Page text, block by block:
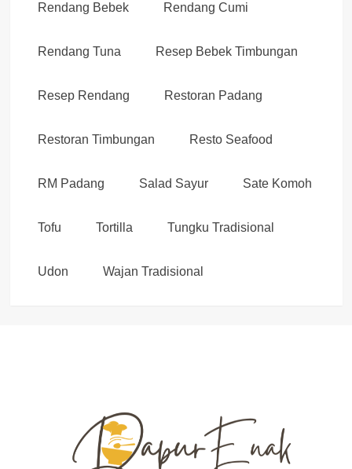
Rendang Bebek Rendang Cumi
Rendang Tuna Resep Bebek Timbungan
Resep Rendang Restoran Padang
Restoran Timbungan Resto Seafood
RM Padang Salad Sayur Sate Komoh
Tofu Tortilla Tungku Tradisional
Udon Wajan Tradisional